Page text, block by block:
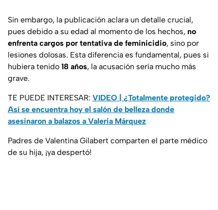
Sin embargo, la publicación aclara un detalle crucial,
pues debido a su edad al momento de los hechos, no
enfrenta cargos por tentativa de feminicidio, sino por
lesiones dolosas. Esta diferencia es fundamental, pues si
hubiera tenido 18 años, la acusación sería mucho más
grave.
TE PUEDE INTERESAR: VIDEO | ¿Totalmente protegido?
Así se encuentra hoy el salón de belleza donde
asesinaron a balazos a Valeria Márquez
Padres de Valentina Gilabert comparten el parte médico
de su hija, ¡ya despertó!